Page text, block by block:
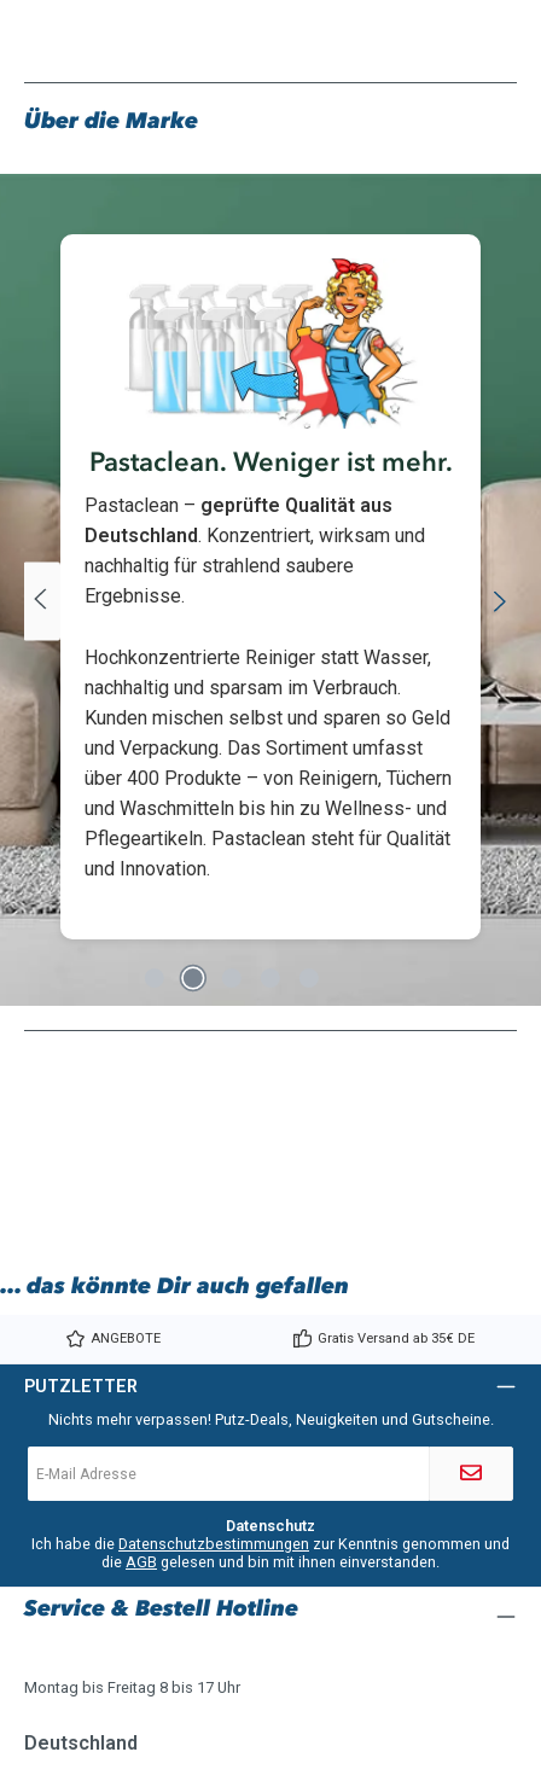
Über die Marke
Pastaclean. Weniger ist mehr.
Pastaclean – geprüfte Qualität aus
Deutschland. Konzentriert, wirksam und
nachhaltig für strahlend saubere
Ergebnisse.
Hochkonzentrierte Reiniger statt Wasser,
nachhaltig und sparsam im Verbrauch.
Kunden mischen selbst und sparen so Geld
und Verpackung. Das Sortiment umfasst
über 400 Produkte – von Reinigern, Tüchern
und Waschmitteln bis hin zu Wellness- und
Pflegeartikeln. Pastaclean steht für Qualität
und Innovation.
... das könnte Dir auch gefallen
ANGEBOTE Gratis Versand ab 35€ DE
PUTZLETTER
Nichts mehr verpassen! Putz-Deals, Neuigkeiten und Gutscheine.
Mail-
*
Datenschutz
Ich habe die Datenschutzbestimmungen zur Kenntnis genommen und
die AGB gelesen und bin mit ihnen einverstanden.
Service & Bestell Hotline
Montag bis Freitag 8 bis 17 Uhr
Deutschland